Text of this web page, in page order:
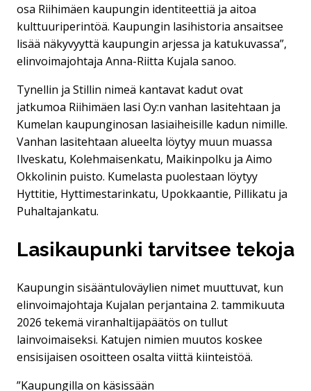
osa Riihimäen kaupungin identiteettiä ja aitoa
kulttuuriperintöä. Kaupungin lasihistoria ansaitsee
lisää näkyvyyttä kaupungin arjessa ja katukuvassa”,
elinvoimajohtaja Anna-Riitta Kujala sanoo.
Tynellin ja Stillin nimeä kantavat kadut ovat
jatkumoa Riihimäen lasi Oy:n vanhan lasitehtaan ja
Kumelan kaupunginosan lasiaiheisille kadun nimille.
Vanhan lasitehtaan alueelta löytyy muun muassa
Ilveskatu, Kolehmaisenkatu, Maikinpolku ja Aimo
Okkolinin puisto. Kumelasta puolestaan löytyy
Hyttitie, Hyttimestarinkatu, Upokkaantie, Pillikatu ja
Puhaltajankatu.
Lasikaupunki tarvitsee tekoja
Kaupungin sisääntuloväylien nimet muuttuvat, kun
elinvoimajohtaja Kujalan perjantaina 2. tammikuuta
2026 tekemä viranhaltijapäätös on tullut
lainvoimaiseksi. Katujen nimien muutos koskee
ensisijaisen osoitteen osalta viittä kiinteistöä.
”Kaupungilla on käsissään